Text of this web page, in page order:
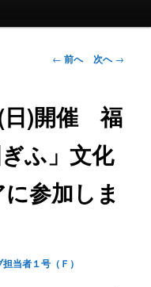
投
ビ
ゲ
シ
ン
← 前へ 次へ→
日)開催 福
ふ」文化
参加しま
当者１号（Ｆ）